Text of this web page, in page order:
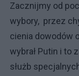
Zacznijmy od
wybory, przez
cienia dowodów
wybrał Putin i to
służb